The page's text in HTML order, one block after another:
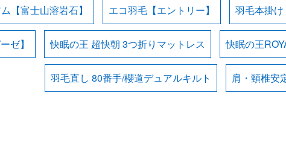
【富士山溶岩石】 エコ羽毛【エントリー】 羽毛本掛け
ゼ】 快眠の王 超快朝 3つ折りマットレス 快眠の王
羽毛直し 80番手/櫻道デュアルキルト 肩・頸椎安